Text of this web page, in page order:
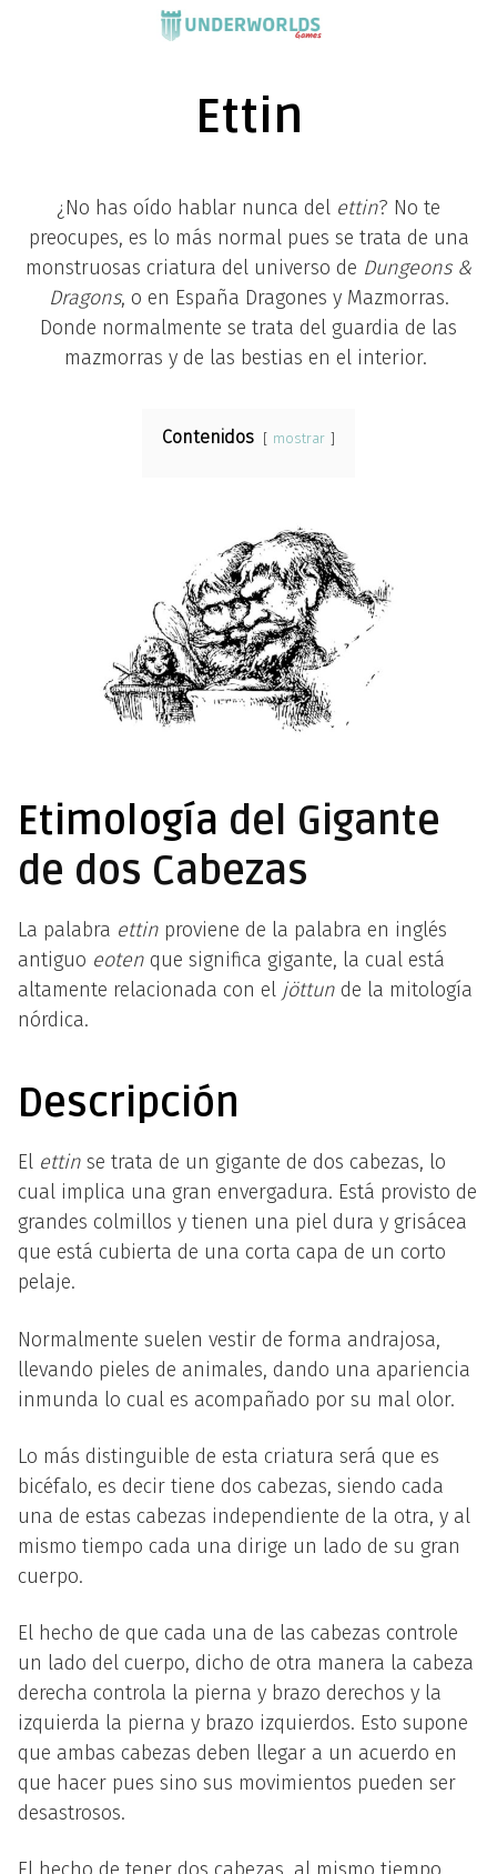
Ettin
¿No has oído hablar nunca del ettin? No te
preocupes, es lo más normal pues se trata de una
monstruosas criatura del universo de Dungeons &
Dragons, o en España Dragones y Mazmorras.
Donde normalmente se trata del guardia de las
mazmorras y de las bestias en el interior.
Contenidos mostrar
Etimología del Gigante
de dos Cabezas
La palabra ettin proviene de la palabra en inglés
antiguo eoten que significa gigante, la cual está
altamente relacionada con el jöttun de la mitología
nórdica.
Descripción
El ettin se trata de un gigante de dos cabezas, lo
cual implica una gran envergadura. Está provisto de
grandes colmillos y tienen una piel dura y grisácea
que está cubierta de una corta capa de un corto
pelaje.
Normalmente suelen vestir de forma andrajosa,
llevando pieles de animales, dando una apariencia
inmunda lo cual es acompañado por su mal olor.
Lo más distinguible de esta criatura será que es
bicéfalo, es decir tiene dos cabezas, siendo cada
una de estas cabezas independiente de la otra, y al
mismo tiempo cada una dirige un lado de su gran
cuerpo.
El hecho de que cada una de las cabezas controle
un lado del cuerpo, dicho de otra manera la cabeza
derecha controla la pierna y brazo derechos y la
izquierda la pierna y brazo izquierdos. Esto supone
que ambas cabezas deben llegar a un acuerdo en
que hacer pues sino sus movimientos pueden ser
desastrosos.